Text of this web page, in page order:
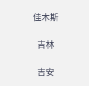
佳木斯
吉林
吉安